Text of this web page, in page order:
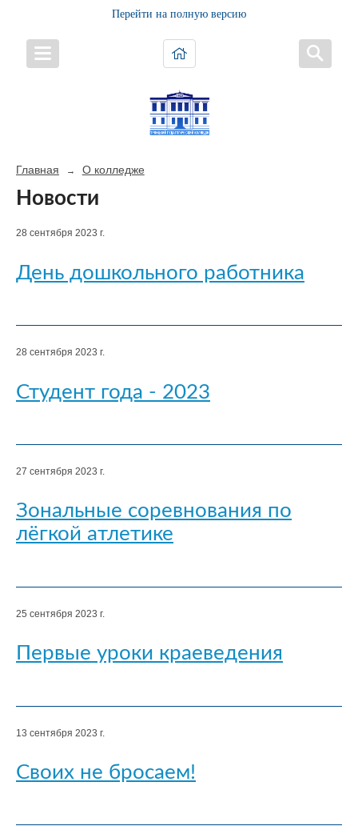
Перейти на полную версию
Главная → О колледже
Новости
28 сентября 2023 г.
День дошкольного работника
28 сентября 2023 г.
Студент года - 2023
27 сентября 2023 г.
Зональные соревнования по
лёгкой атлетике
25 сентября 2023 г.
Первые уроки краеведения
13 сентября 2023 г.
Своих не бросаем!